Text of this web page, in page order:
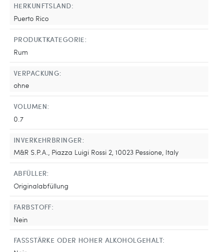
HERKUNFTSLAND:
Puerto Rico
PRODUKTKATEGORIE:
Rum
VERPACKUNG:
ohne
VOLUMEN:
0.7
INVERKEHRBRINGER:
M&R S.P.A., Piazza Luigi Rossi 2, 10023 Pessione, Italy
ABFÜLLER:
Originalabfüllung
FARBSTOFF:
Nein
FASSSTÄRKE ODER HOHER ALKOHOLGEHALT: